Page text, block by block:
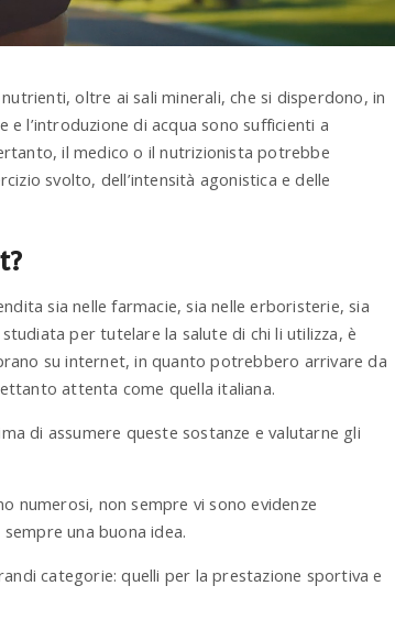
oltre ai sali minerali, che si disperdono, in
e l’introduzione di acqua sono sufficienti a
il medico o il nutrizionista potrebbe
svolto, dell’intensità agonistica e delle
sia nelle farmacie, sia nelle erboristerie, sia
per tutelare la salute di chi li utilizza, è
su internet, in quanto potrebbero arrivare da
attenta come quella italiana.
di assumere queste sostanze e valutarne gli
numerosi, non sempre vi sono evidenze
una buona idea.
categorie: quelli per la prestazione sportiva e